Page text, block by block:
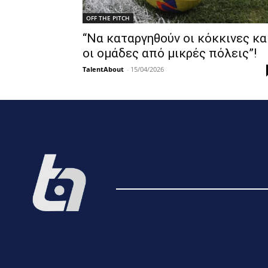
OFF THE PITCH
“Να καταργηθούν οι κόκκινες
οι ομάδες από μικρές πόλεις”!
TalentAbout - 15/04/2026